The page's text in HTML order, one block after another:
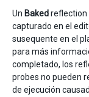
Un Bakedreflection
capturado en el
susequente en el
para más
completado, los
probes no pueden
de ejecución